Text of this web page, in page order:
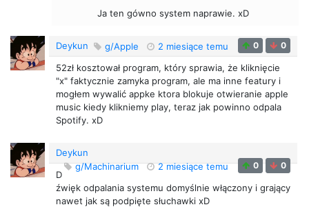
Ja ten gówno system naprawie. xD
Deykun g/Apple 2 miesiące temu 0 0
52zł kosztował program, który sprawia, że kliknięcie
"x" faktycznie zamyka program, ale ma inne featury i
mogłem wywalić appke ktora blokuje otwieranie apple
music kiedy klikniemy play, teraz jak powinno odpala
Spotify. xD
Deykun
g/Machinarium
2 miesiące temu 0 0
D
źwięk odpalania systemu domyślnie włączony i grający
nawet jak są podpięte słuchawki xD